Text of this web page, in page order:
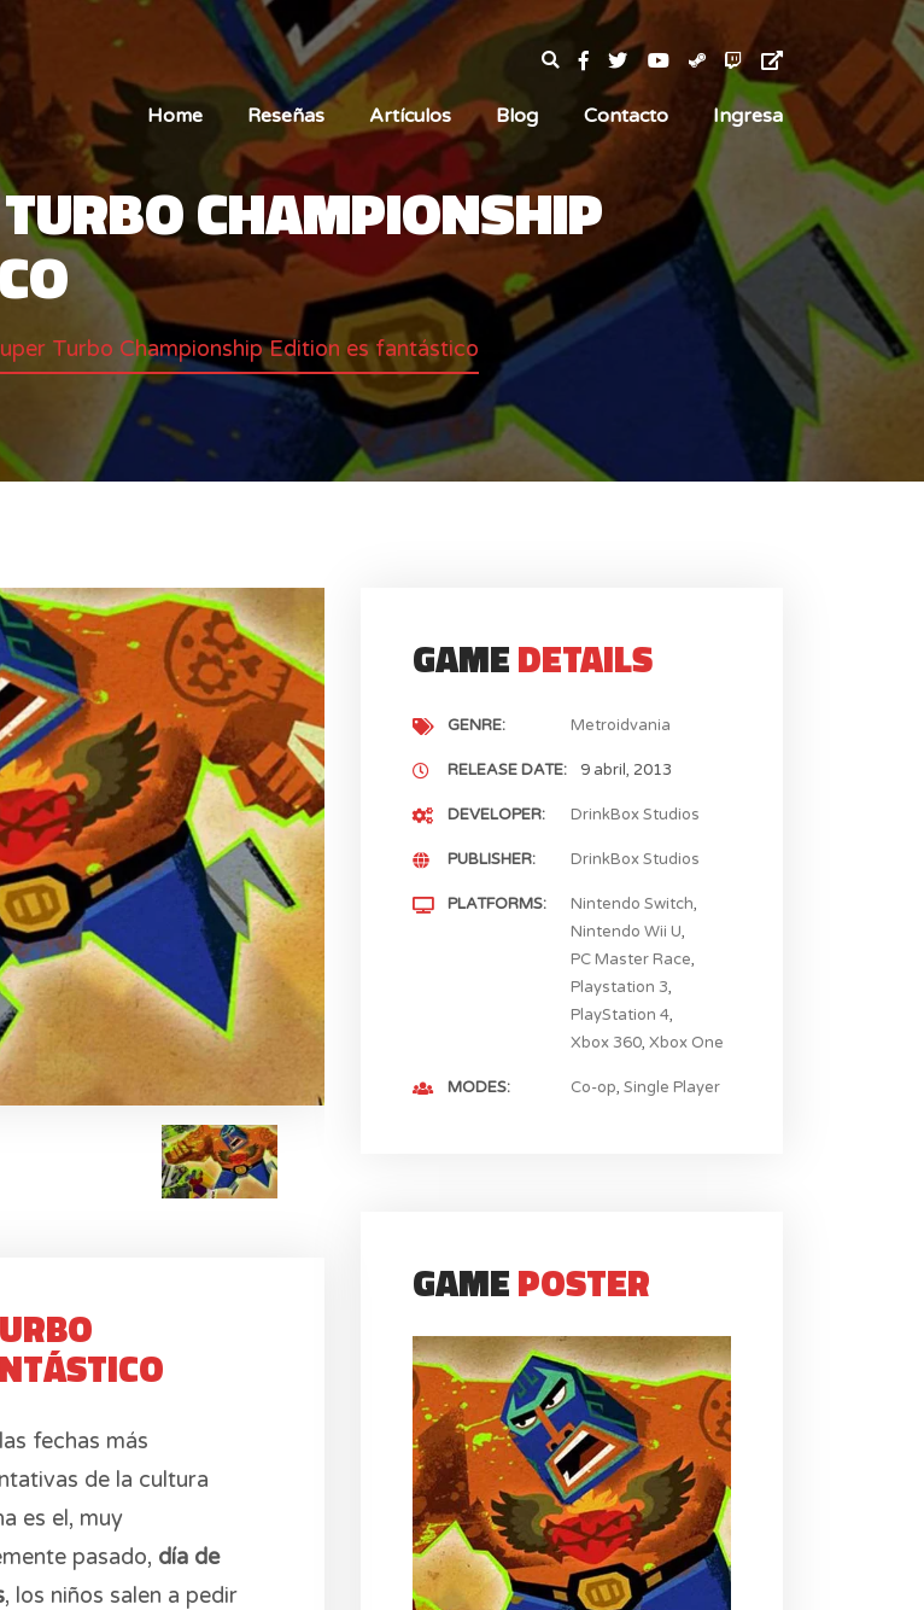
Home Reseñas Artículos Blog Contacto Ingresa
CHAMPIONSHIP
Turbo Championship Edition es fantástico
fechas más
de la cultura
es el, muy
pasado, día de
, los niños salen a pedir
GAMEDETAILS
GENRE Metroidvania
RELEASE DATE 9 abril, 2013
DEVELOPER DrinkBox Studios
PUBLISHER DrinkBox Studios
PLATFORMS
Nintendo Switch
Nintendo Wii U
PC Master Race
Playstation 3
PlayStation 4
Xbox 360 Xbox One
MODES Co-op Single Player
GAMEPOSTER